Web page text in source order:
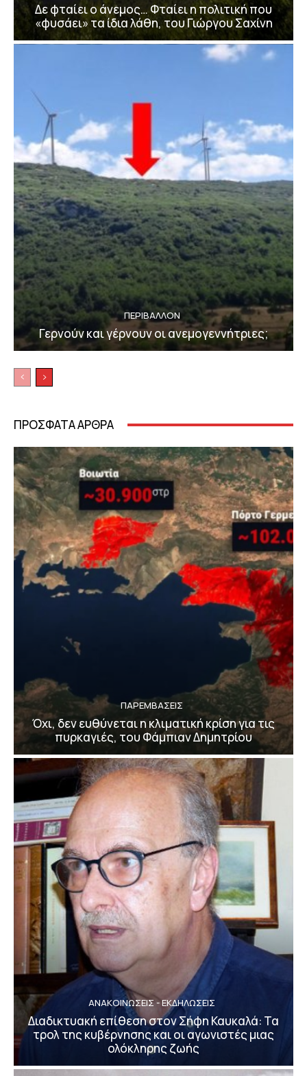
Δε φταίει ο άνεμος… Φταίει η πολιτική που
«φυσάει» τα ίδια λάθη, του Γιώργου Σαχίνη
ΠΕΡΙΒΆΛΛΟΝ
Γερνούν και γέρνουν οι ανεμογεννήτριες;
ΠΡΟΣΦΑΤΑ ΑΡΘΡΑ
ΠΑΡΕΜΒΑΣΕΙΣ
Όχι, δεν ευθύνεται η κλιματική κρίση για τις
πυρκαγιές, του Φάμπιαν Δημητρίου
ΑΝΑΚΟΙΝΩΣΕΙΣ - ΕΚΔΗΛΩΣΕΙΣ
Διαδικτυακή επίθεση στον Σήφη Καυκαλά: Τα
τρολ της κυβέρνησης και οι αγωνιστές μιας
ολόκληρης ζωής